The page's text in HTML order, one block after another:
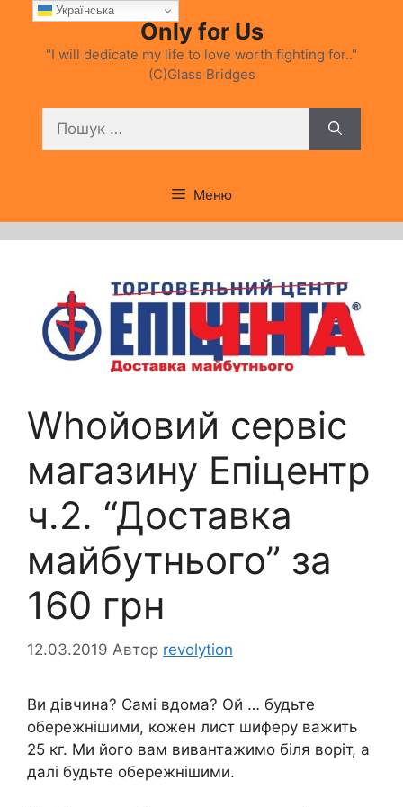
Перейти
вмісту
Only for Us
"I will dedicate my life to love worth fighting for.."
(C)Glass Bridges
Меню
Whoйовий сервіс
магазину Епіцентр
ч.2. “Доставка
майбутнього” за
160 грн
12.03.2019 Автор revolytion
Ви дівчина? Самі вдома? Ой … будьте
обережнішими, кожен лист шиферу важить
25 кг. Ми його вам вивантажимо біля воріт, а
далі будьте обережнішими.
Українська